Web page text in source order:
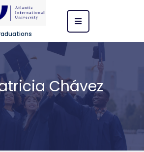
Chávez